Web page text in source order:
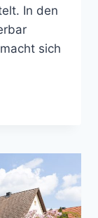
In den
sich